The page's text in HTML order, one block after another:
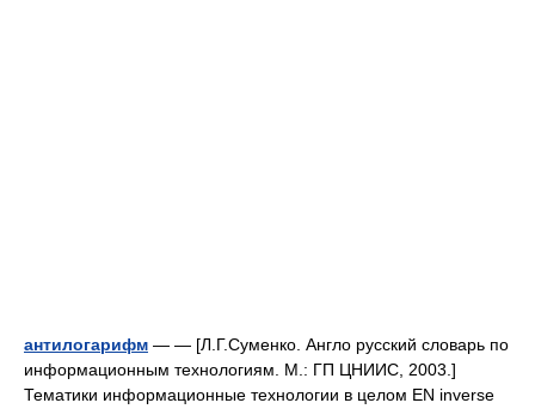
антилогарифм — — [Л.Г.Суменко. Англо русский словарь по
информационным технологиям. М.: ГП ЦНИИС, 2003.]
Тематики информационные технологии в целом EN inverse